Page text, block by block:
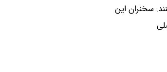
سخنران این